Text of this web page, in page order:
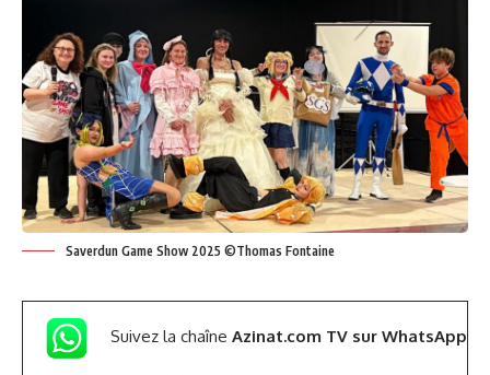
Saverdun Game Show 2025 ©Thomas Fontaine
Suivez la chaîne Azinat.com TV sur WhatsApp